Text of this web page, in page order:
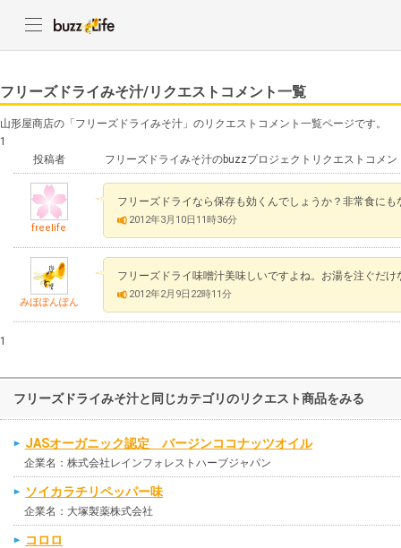
フリーズドライみそ汁/リクエストコメント一覧
山形屋商店の「フリーズドライみそ汁」のリクエストコメント一覧ページです。
1
投稿者
フリーズドライみそ汁のbuzzプロジェクトリクエストコメン
freelife
フリーズドライなら保存も効くんでしょうか？非常食に
2012年3月10日11時36分
みほぽんぽん
フリーズドライ味噌汁美味しいですよね。お湯を注ぐだけ
2012年2月9日22時11分
1
フリーズドライみそ汁と同じカテゴリのリクエスト商品をみる
JASオーガニック認定 バージンココナッツオイル
企業名：株式会社レインフォレストハーブジャパン
ソイカラチリペッパー味
企業名：大塚製薬株式会社
コロロ